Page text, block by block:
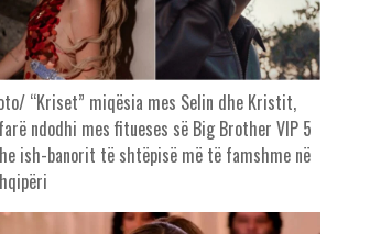
“Kriset” miqësia mes Selin dhe Kristit,
ndodhi mes fitueses së Big Brother VIP 5
ish-banorit të shtëpisë më të famshme në